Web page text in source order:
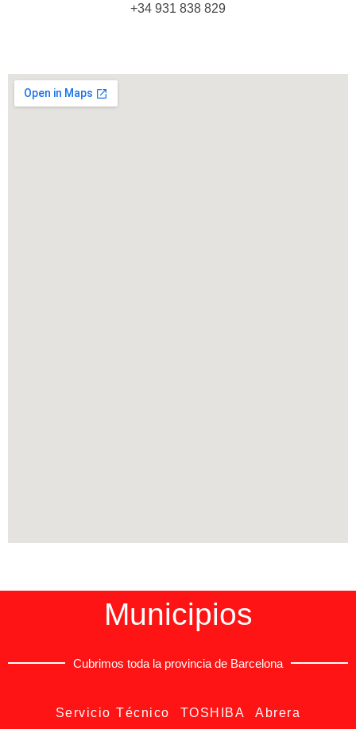
+34 931 838 829
Municipios
Cubrimos toda la provincia de Barcelona
Servicio Técnico TOSHIBA Abrera